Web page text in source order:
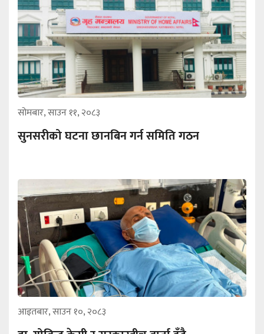
सोमबार, साउन ११, २०८३
सुनसरीको घटना छानबिन गर्न समिति गठन
आइतबार, साउन १०, २०८३